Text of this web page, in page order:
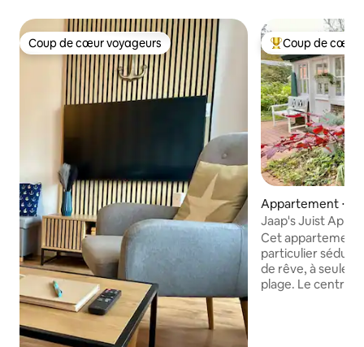
Coup de cœur voyageurs
Coup de cœur voyageurs Coups de cœur
Coup de cœur
Appartement ⋅
Jaap's Juist
chaise de plage
Cet appartement
particulier séduit
de rêve, à
plage. Le centre